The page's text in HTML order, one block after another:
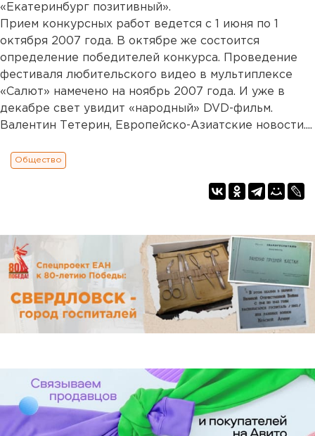
«Екатеринбург позитивный».
Прием конкурсных работ ведется с 1 июня по 1
октября 2007 года. В октябре же состоится
определение победителей конкурса. Проведение
фестиваля любительского видео в мультиплексе
«Салют» намечено на ноябрь 2007 года. И уже в
декабре свет увидит «народный» DVD-фильм.
Валентин Тетерин, Европейско-Азиатские новости....
Общество